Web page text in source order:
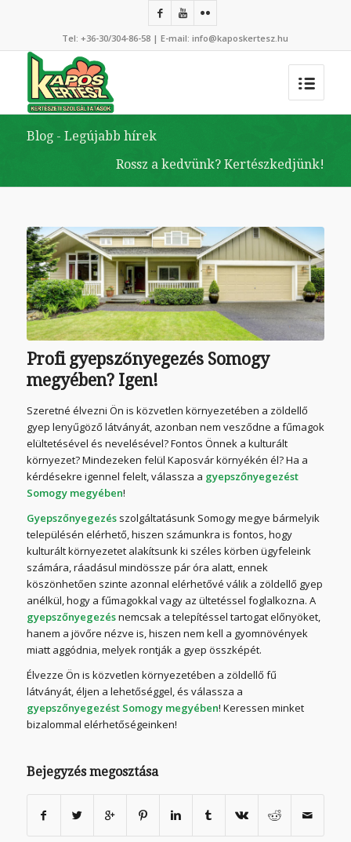
Tel:+36-30/304-86-58 | E-mail:info@kaposkertesz.hu
Blog - Legújabb hírek
Rossz a kedvünk? Kertészkedjünk!
Profi gyepszőnyegezés Somogy
megyében? Igen!
Szeretné élvezni Ön is közvetlen környezetében a zöldellő
gyep lenyűgöző látványát, azonban nem vesződne a fűmagok
elültetésével és nevelésével? Fontos Önnek a kulturált
környezet? Mindezeken felül Kaposvár környékén él? Ha a
kérdésekre igennel felelt, válassza a gyepszőnyegezést
Somogy megyében!
Gyepszőnyegezésszolgáltatásunk Somogy megye bármelyik
településén elérhető, hiszen számunkra is fontos, hogy
kulturált környezetet alakítsunk ki széles körben ügyfeleink
számára, ráadásul mindössze pár óra alatt, ennek
köszönhetően szinte azonnal elérhetővé válik a zöldellő gyep
anélkül, hogy a fűmagokkal vagy az ültetéssel foglalkozna. A
gyepszőnyegezésnemcsak a telepítéssel tartogat előnyöket,
hanem a jövőre nézve is, hiszen nem kell a gyomnövények
miatt aggódnia, melyek rontják a gyep összképét.
Élvezze Ön is közvetlen környezetében a zöldellő fű
látványát, éljen a lehetőséggel, és válassza a
gyepszőnyegezést Somogy megyében! Keressen minket
bizalommal elérhetőségeinken!
Bejegyzés megosztása